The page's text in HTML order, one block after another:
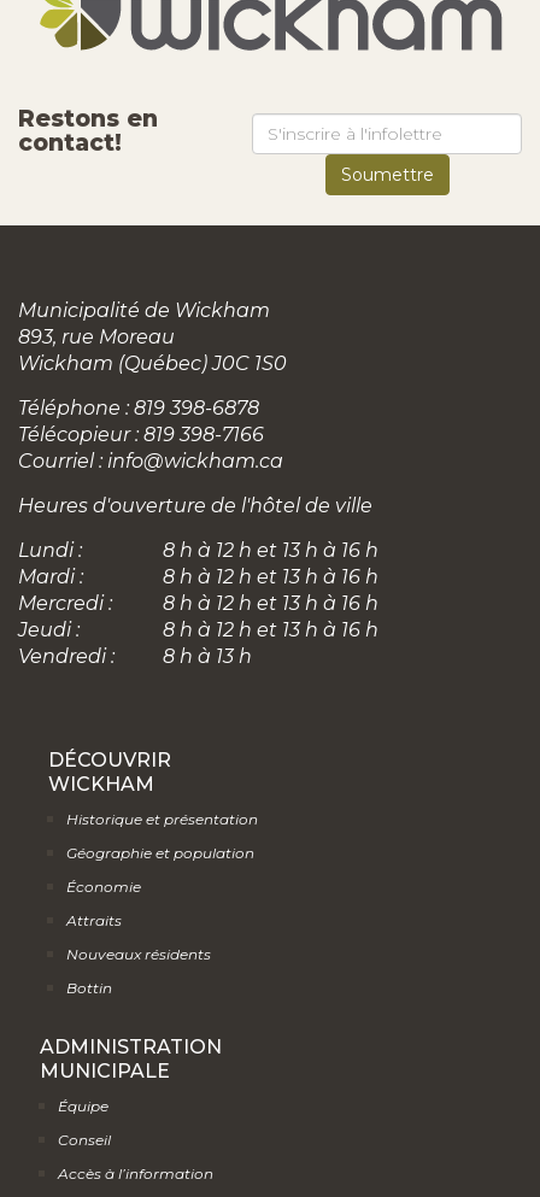
Restons en
contact!
Municipalité de Wickham
893, rue Moreau
Wickham (Québec) J0C 1S0
Téléphone : 819 398-6878
Télécopieur : 819 398-7166
Courriel : info@wickham.ca
Heures d'ouverture de l'hôtel de ville
Lundi :
8 h à 12 h et 13 h à 16 h
Mardi :
8 h à 12 h et 13 h à 16 h
Mercredi :
8 h à 12 h et 13 h à 16 h
Jeudi :
8 h à 12 h et 13 h à 16 h
Vendredi :
8 h à 13 h
DÉCOUVRIR
WICKHAM
Historique et présentation
Géographie et population
Économie
Attraits
Nouveaux résidents
Bottin
ADMINISTRATION
MUNICIPALE
Équipe
Conseil
Accès à l’information